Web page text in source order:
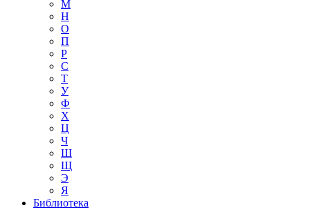
М
Н
О
П
Р
С
Т
У
Ф
Х
Ц
Ч
Ш
Щ
Э
Я
Библиотека